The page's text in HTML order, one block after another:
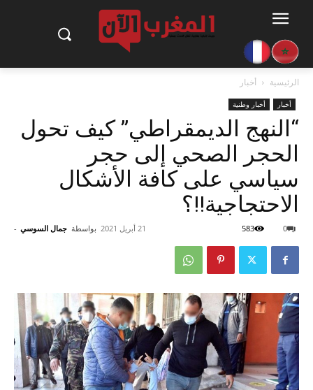
الرئيسية أخبار
أخبار أخبار وطنية
“النهج الديمقراطي” كيف تحول
الحجر الصحي إلى حجر
سياسي على كافة الأشكال
الاحتجاجية!!؟
بواسطة جمال السوسي - 21 أبريل 2021 0
583